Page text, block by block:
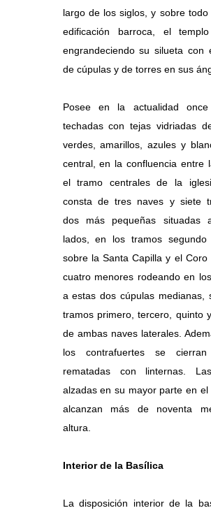
largo de los siglos, y sobre todo
edificación barroca, el
engrandeciendo su silueta con
de cúpulas y de torres en sus
Posee en la actualidad once
techadas con tejas vidriadas
verdes, amarillos, azules y
central, en la confluencia entre
el tramo centrales de la
consta de tres naves y siete
dos más pequeñas situadas
lados, en los tramos segundo
sobre la Santa Capilla y el Coro
cuatro menores rodeando en
a estas dos cúpulas medianas,
tramos primero, tercero, quinto
de ambas naves laterales.
los contrafuertes se cierran
rematadas con linternas.
alzadas en su mayor parte en el
alcanzan más de noventa
altura.
Interior de la Basílica
La disposición interior de la